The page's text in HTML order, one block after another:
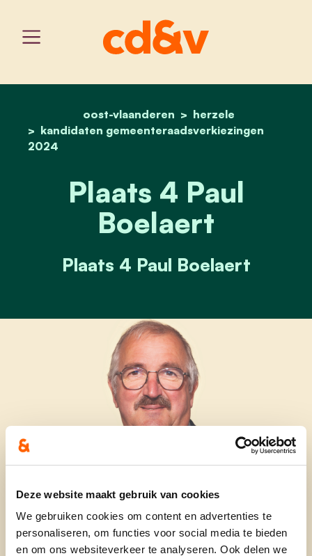
Deze website maakt gebruik van cookies
We gebruiken cookies om content en advertenties te
personaliseren, om functies voor social media te bieden
en om ons websiteverkeer te analyseren. Ook delen we
home
oost-vlaanderen
herzele
kandidaten gemeenteraadsverkiezingen
2024
plaats 4 paul boelaert
Plaats 4 Paul
Boelaert
Plaats 4 Paul Boelaert